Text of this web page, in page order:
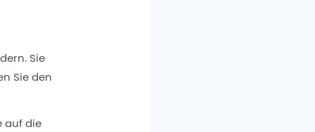
Sie
Sie den
auf die